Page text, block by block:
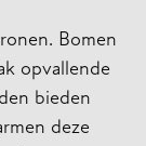
Bomen
opvallende
bieden
deze